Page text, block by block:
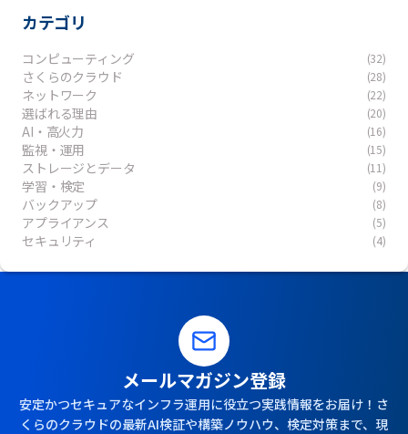
カテゴリ
コンピューティング (32)
さくらのクラウド (28)
ネットワーク (22)
選ばれる理由 (20)
AI・高火力 (16)
監視・運用 (15)
ストレージとデータ (11)
学習・検定 (9)
バックアップ (8)
アプライアンス (5)
セキュリティ (4)
メールマガジン登録
安定かつセキュアなインフラ運用に役立つ実践情報をお届け！さ
くらのクラウドの最新AI検証や構築ノウハウ、検定対策まで、現